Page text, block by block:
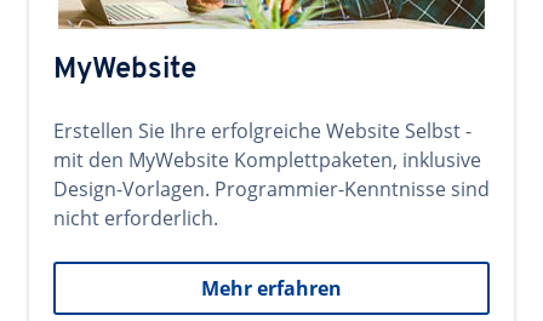
MyWebsite
Erstellen Sie Ihre erfolgreiche Website Selbst -
mit den MyWebsite Komplettpaketen, inklusive
Design-Vorlagen. Programmier-Kenntnisse sind
nicht erforderlich.
Mehr erfahren